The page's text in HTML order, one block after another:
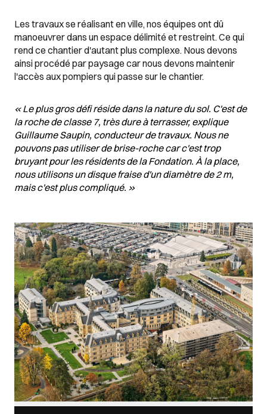
Les travaux se réalisant en ville, nos équipes ont dû
manoeuvrer dans un espace délimité et restreint. Ce qui
rend ce chantier d'autant plus complexe. Nous devons
ainsi procédé par paysage car nous devons maintenir
l'accès aux pompiers qui passe sur le chantier.
« Le plus gros défi réside dans la nature du sol. C'est de
la roche de classe 7, très dure à terrasser, explique
Guillaume Saupin, conducteur de travaux. Nous ne
pouvons pas utiliser de brise-roche car c'est trop
bruyant pour les résidents de la Fondation. À la place,
nous utilisons un disque fraise d'un diamètre de 2 m,
mais c'est plus compliqué. »
Images Gallery